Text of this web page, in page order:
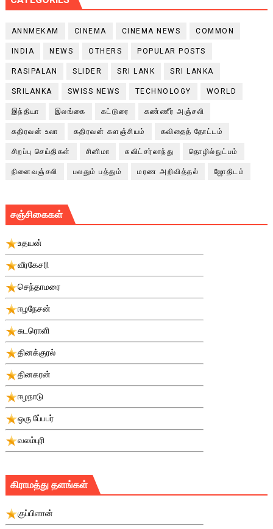
ANNMEKAM CINEMA CINEMA NEWS COMMON
INDIA NEWS OTHERS POPULAR POSTS
RASIPALAN SLIDER SRI LANK SRI LANKA
SRILANKA SWISS NEWS TECHNOLOGY WORLD
இந்தியா இலங்கை கட்டுரை கண்ணீர் அஞ்சலி
கதிரவன் உலா கதிரவன் களஞ்சியம் கவிதைத் தோட்டம்
சிறப்பு செய்திகள் சினிமா சுவிட்சர்லாந்து தொழில்நுட்பம்
நினைவஞ்சலி பலதும் பத்தும் மரண அறிவித்தல் ஜோதிடம்
சஞ்சிகைகள்
உதயன்
வீரகேசரி
செந்தாமரை
ஈழநேசன்
சுடரொளி
தினக்குரல்
தினகரன்
ஈழநாடு
ஒரு பே்பபர்
வலம்புரி
கிராமத்து தளங்கள்
குப்பிளான்